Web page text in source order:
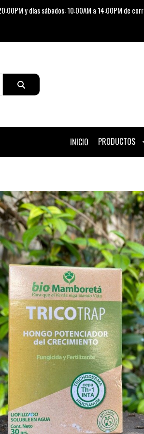
y días sábados: 10:00AM a 14:00PM de
INICIO PRODUCTOS